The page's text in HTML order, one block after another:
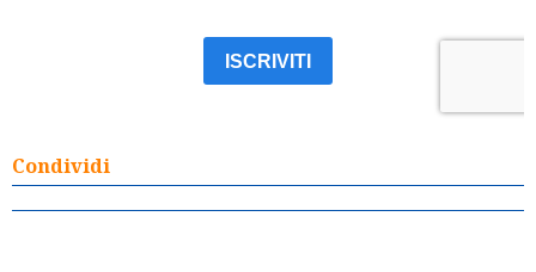
Condividi